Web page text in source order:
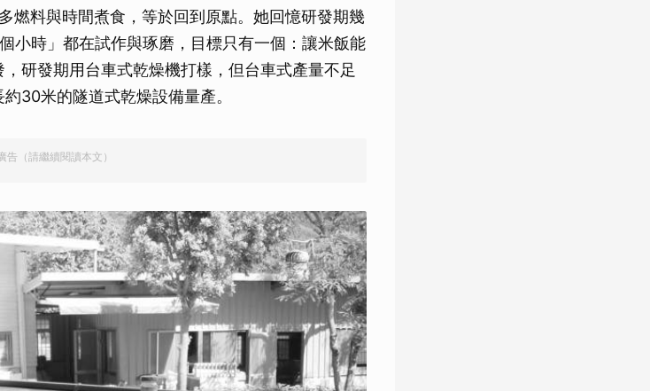
燃料與時間煮食，等於回到原點。她回憶研發期幾
小時」都在試作與琢磨，目標只有一個：讓米飯能
研發期用台車式乾燥機打樣，但台車式產量不足
30米的隧道式乾燥設備量產。
告（請繼續閱讀本文）